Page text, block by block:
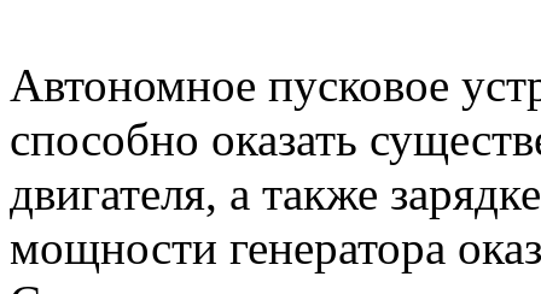
Автономное пусковое
способно оказать
двигателя, а также
мощности генератора